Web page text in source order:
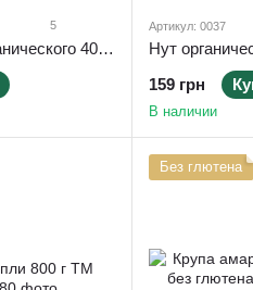
5
Семена льна органического 408 г ТМ Ahimsa
Артикул: 0037
159 грн
В наличии
Без глютена